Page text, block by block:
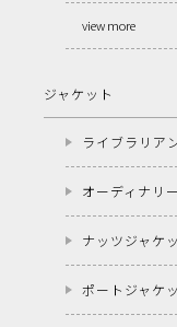
view more
ジャケット
ライブラリア
オーディナリ
ナッツジャケ
ポートジャケ